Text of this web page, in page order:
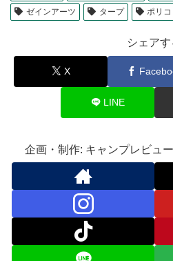
ゼインアーツ
タープ ポリ
シェアす
X
LINE
企画・制作: キャンプレビュ